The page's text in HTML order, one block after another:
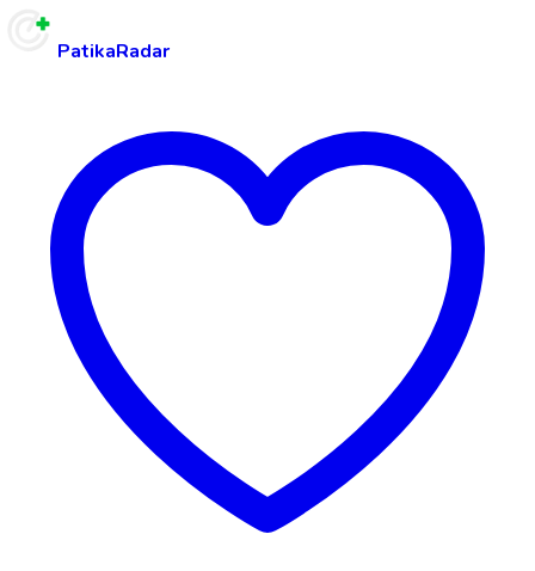
PatikaRadar